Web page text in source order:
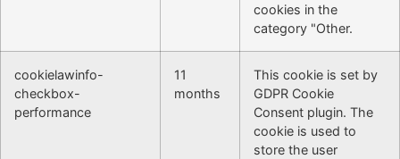
cookies in the
category "Other.
cookielawinfo-
checkbox-
performance
11
months
This cookie is set by
GDPR Cookie
Consent plugin. The
cookie is used to
store the user